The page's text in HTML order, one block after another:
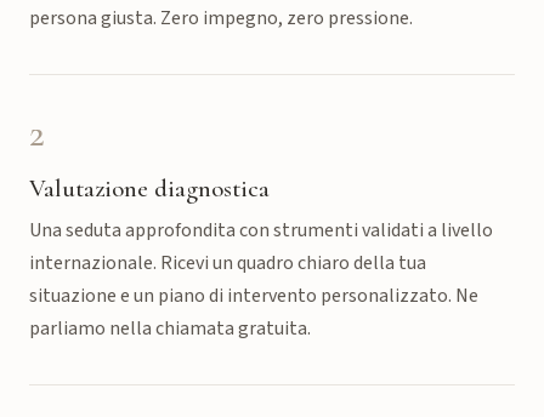
persona giusta. Zero impegno, zero pressione.
2
Valutazione diagnostica
Una seduta approfondita con strumenti validati a livello
internazionale. Ricevi un quadro chiaro della tua
situazione e un piano di intervento personalizzato. Ne
parliamo nella chiamata gratuita.